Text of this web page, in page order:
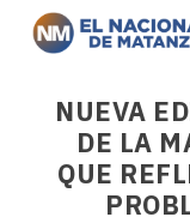
NUEVA
DE LA
QUE